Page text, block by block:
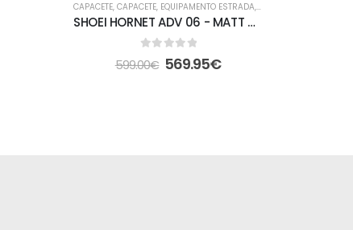
CAPACETE, CAPACETE, EQUIPAMENTO ESTRADA, FORA DE ESTRADA
SHOEI HORNET ADV 06 - MATT DEEP GREY
out of 5
599.00€ 569.95€